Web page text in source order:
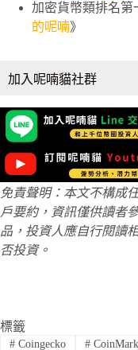
加密貨幣類排名第
的呢喃》
加入呢喃貓社群
免責聲明：本文不構成
戶要約，資訊僅供讀者
品，投資人應自行閱讀
否投資。
標籤
#Coingecko #